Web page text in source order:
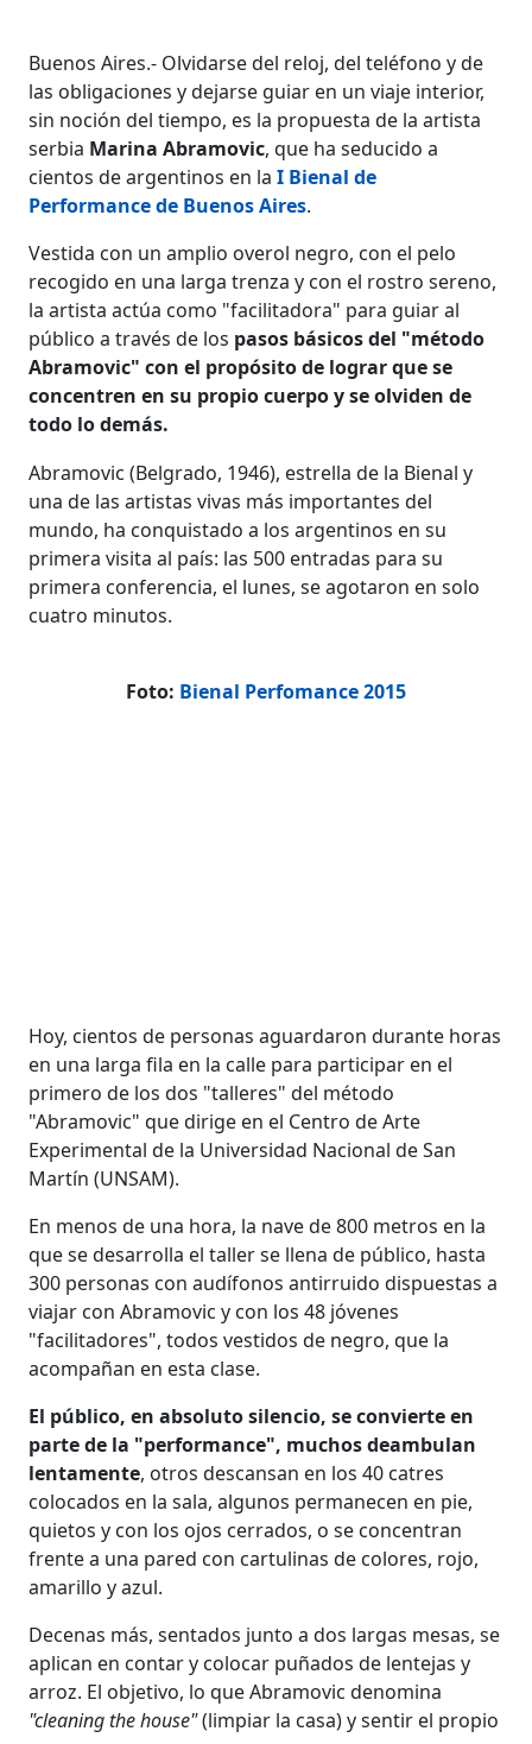
Buenos Aires.- Olvidarse del reloj, del teléfono y de
las obligaciones y dejarse guiar en un viaje interior,
sin noción del tiempo, es la propuesta de la artista
serbia Marina Abramovic, que ha seducido a
cientos de argentinos en laI Bienal de
Performance de Buenos Aires.
Vestida con un amplio overol negro, con el pelo
recogido en una larga trenza y con el rostro sereno,
la artista actúa como "facilitadora" para guiar al
público a través de los pasos básicos del "método
Abramovic" con el propósito de lograr que se
concentren en su propio cuerpo y se olviden de
todo lo demás.
Abramovic (Belgrado, 1946), estrella de la Bienal y
una de las artistas vivas más importantes del
mundo, ha conquistado a los argentinos en su
primera visita al país: las 500 entradas para su
primera conferencia, el lunes, se agotaron en solo
cuatro minutos.
Foto: Bienal Perfomance 2015
Hoy, cientos de personas aguardaron durante horas
en una larga fila en la calle para participar en el
primero de los dos "talleres" del método
"Abramovic" que dirige en el Centro de Arte
Experimental de la Universidad Nacional de San
Martín (UNSAM).
En menos de una hora, la nave de 800 metros en la
que se desarrolla el taller se llena de público, hasta
300 personas con audífonos antirruido dispuestas a
viajar con Abramovic y con los 48 jóvenes
"facilitadores", todos vestidos de negro, que la
acompañan en esta clase.
El público, en absoluto silencio, se convierte en
parte de la "performance", muchos deambulan
lentamente, otros descansan en los 40 catres
colocados en la sala, algunos permanecen en pie,
quietos y con los ojos cerrados, o se concentran
frente a una pared con cartulinas de colores, rojo,
amarillo y azul.
Decenas más, sentados junto a dos largas mesas, se
aplican en contar y colocar puñados de lentejas y
arroz. El objetivo, lo que Abramovic denomina
"cleaning the house"(limpiar la casa) y sentir el propio